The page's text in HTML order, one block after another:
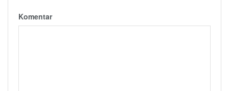
Komentar